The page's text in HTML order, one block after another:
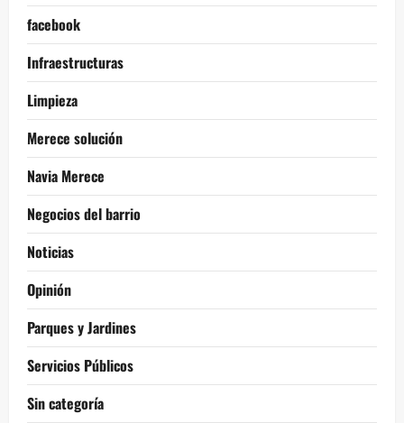
facebook
Infraestructuras
Limpieza
Merece solución
Navia Merece
Negocios del barrio
Noticias
Opinión
Parques y Jardines
Servicios Públicos
Sin categoría